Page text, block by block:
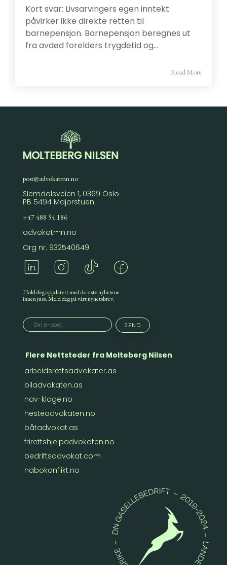
Kort svar: Livsarvingers egen inntekt
påvirker ikke direkte retten til
barnepensjon. Barnepensjon beregnes ut
fra avdød forelders trygdetid og...
Read More
post@advokatmn.no
Slemdalsveien 1, 0369 Oslo
PB 5494 Majorstuen
+47 488 54 186
advokatmn.no
Org nr. 932540649
Hold deg oppdatert med de siste nyhetene
innen juss. Meld deg på vårt nyhetsbrev.
Flere Nettsteder fra Molteberg Nilsen
arbeidsrettsadvokater.as
biladvokaten.as
nav-klage.no
hesteadvokaten.no
båtadvokat.as
frirettshjelpadvokaten.no
bedriftsadvokat.com
nabokonflikt.no